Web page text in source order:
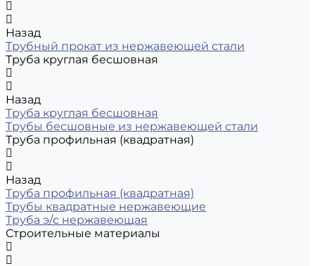
Назад
Трубный прокат из нержавеющей стали
Труба круглая бесшовная
Назад
Труба круглая бесшовная
Трубы бесшовные из нержавеющей стали
Труба профильная (квадратная)
Назад
Труба профильная (квадратная)
Трубы квадратные нержавеющие
Труба э/с нержавеющая
Строительные материалы